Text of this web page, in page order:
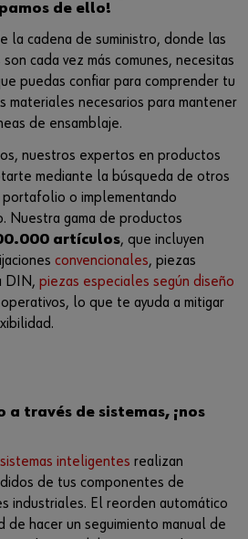
de ello!
la cadena de suministro, donde las
cada vez más comunes, necesitas
puedas confiar para comprender tu
materiales necesarios para mantener
de ensamblaje.
nuestros expertos en productos
mediante la búsqueda de otros
o implementando
Nuestra gama de productos
artículos, que incluyen
convencionales, piezas
DIN, piezas especiales según diseño
lo que te ayuda a mitigar
a través de sistemas, ¡nos
inteligentes realizan
de tus componentes de
industriales. El reorden automático
hacer un seguimiento manual de